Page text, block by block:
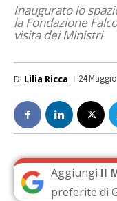
Inaugurato lo
la Fondazione
visita dei Ministri
Di Lilia Ricca 24
Aggiungi Il
preferite di